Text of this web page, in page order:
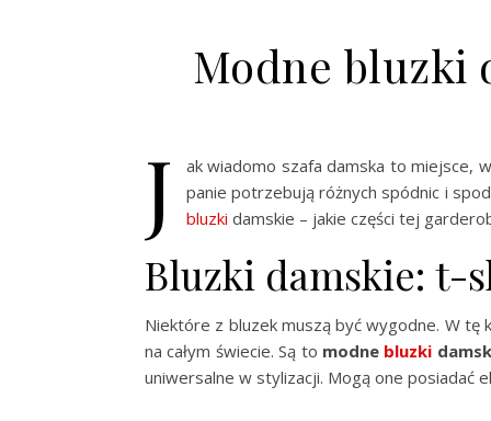
Modne bluzki
J
ak wiadomo szafa damska to miejsce,
panie potrzebują różnych spódnic i
bluzki damskie – jakie części tej
Bluzki damskie: t-
Niektóre z bluzek muszą być wygodne. W tę
na całym świecie. Są to modne bluzki
uniwersalne w stylizacji. Mogą one posiadać